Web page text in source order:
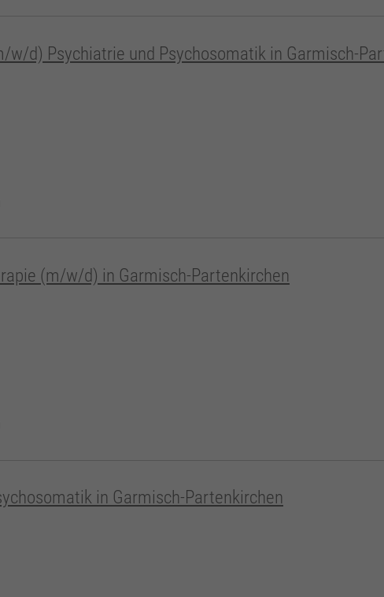
w/d) Psychiatrie und Psychosomatik in Garmisch-
(m/w/d) in Garmisch-Partenkirchen
in Garmisch-Partenkirchen